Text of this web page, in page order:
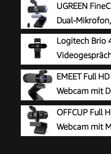
UGREEN
Dual-
Logitech Brio
EMEET Full
Webcam mit
Streaming
Lichtkorrektur, Plug &
OS X, YouTube, Skype,
OFFCUP Full
Webcam mit